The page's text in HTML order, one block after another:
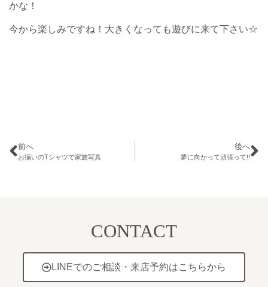
かな！
今から楽しみですね！大きくなっても遊びに来て下さい☆
前へ
お揃いのTシャツで家族写真
後へ
夢に向かって頑張って!!
CONTACT
LINEでのご相談・来店予約はこちらから